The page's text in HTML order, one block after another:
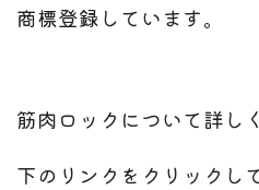
商標登録しています。
筋肉ロックについて詳し
下のリンクをクリックし